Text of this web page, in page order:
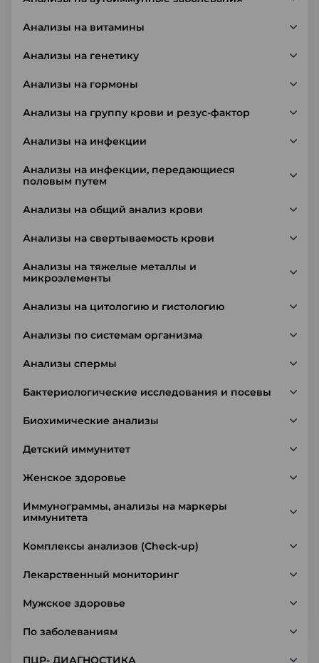
Анализы на витамины
Анализы на генетику
Анализы на гормоны
Анализы на группу крови и резус-фактор
Анализы на инфекции
Анализы на инфекции, передающиеся
половым путем
Анализы на общий анализ крови
Анализы на свертываемость крови
Анализы на тяжелые металлы и
микроэлементы
Анализы на цитологию и гистологию
Анализы по системам организма
Анализы спермы
Бактериологические исследования и посевы
Биохимические анализы
Детский иммунитет
Женское здоровье
Иммунограммы, анализы на маркеры
иммунитета
Комплексы анализов (Check-up)
Лекарственный мониторинг
Мужское здоровье
По заболеваниям
ПЦР- ДИАГНОСТИКА